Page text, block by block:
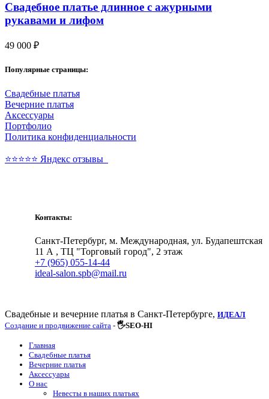
Свадебное платье длинное с ажурными
рукавами и лифом
49 000 ₽
Популярные страницы:
Свадебные платья
Вечерние платья
Аксессуары
Портфолио
Политика конфиденциальности
⭐⭐⭐⭐⭐ Яндекс отзывы
Контакты:
Санкт-Петербург, м. Международная, ул. Будапештская
11 А , ТЦ "Торговый город", 2 этаж
+7 (965) 055-14-44
ideal-salon.spb@mail.ru
Свадебные и вечерние платья в Санкт-Петербурге, ИДЕАЛ
Создание и продвижение сайта - 🖐SEO-HI
Главная
Свадебные платья
Вечерние платья
Аксессуары
О нас
Невесты в наших платьях